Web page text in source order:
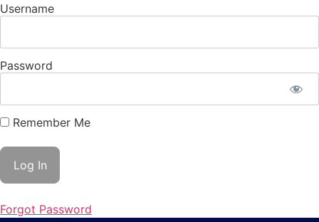
Username
Password
Remember Me
Forgot Password